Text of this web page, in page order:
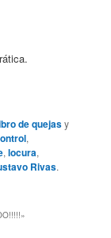
de quejasy
,
,locura,
Rivas.
»